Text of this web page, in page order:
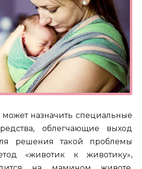
назначить специальные
облегчающие выход
решения такой проблемы
«животик к животику»,